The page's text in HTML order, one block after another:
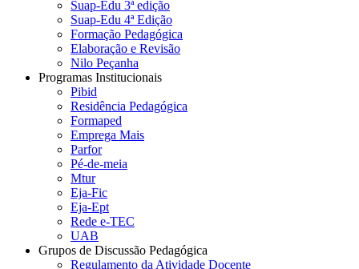
Suap-Edu 3ª edição
Suap-Edu 4ª Edição
Formação Pedagógica
Elaboração e Revisão
Nilo Peçanha
Programas Institucionais
Pibid
Residência Pedagógica
Formaped
Emprega Mais
Parfor
Pé-de-meia
Mtur
Eja-Fic
Eja-Ept
Rede e-TEC
UAB
Grupos de Discussão Pedagógica
Regulamento da Atividade Docente